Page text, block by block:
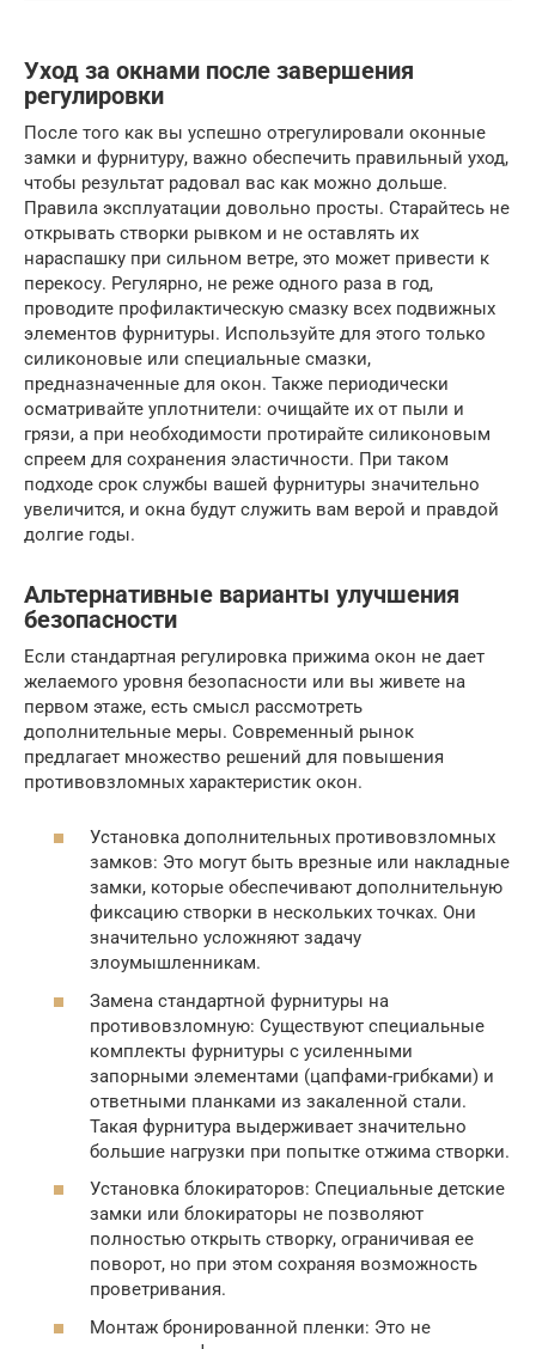
Уход за окнами после завершения
регулировки
После того как вы успешно отрегулировали оконные
замки и фурнитуру, важно обеспечить правильный уход,
чтобы результат радовал вас как можно дольше.
Правила эксплуатации довольно просты. Старайтесь не
открывать створки рывком и не оставлять их
нараспашку при сильном ветре, это может привести к
перекосу. Регулярно, не реже одного раза в год,
проводите профилактическую смазку всех подвижных
элементов фурнитуры. Используйте для этого только
силиконовые или специальные смазки,
предназначенные для окон. Также периодически
осматривайте уплотнители: очищайте их от пыли и
грязи, а при необходимости протирайте силиконовым
спреем для сохранения эластичности. При таком
подходе срок службы вашей фурнитуры значительно
увеличится, и окна будут служить вам верой и правдой
долгие годы.
Альтернативные варианты улучшения
безопасности
Если стандартная регулировка прижима окон не дает
желаемого уровня безопасности или вы живете на
первом этаже, есть смысл рассмотреть
дополнительные меры. Современный рынок
предлагает множество решений для повышения
противовзломных характеристик окон.
Установка дополнительных противовзломных
замков: Это могут быть врезные или накладные
замки, которые обеспечивают дополнительную
фиксацию створки в нескольких точках. Они
значительно усложняют задачу
злоумышленникам.
Замена стандартной фурнитуры на
противовзломную: Существуют специальные
комплекты фурнитуры с усиленными
запорными элементами (цапфами-грибками) и
ответными планками из закаленной стали.
Такая фурнитура выдерживает значительно
большие нагрузки при попытке отжима створки.
Установка блокираторов: Специальные детские
замки или блокираторы не позволяют
полностью открыть створку, ограничивая ее
поворот, но при этом сохраняя возможность
проветривания.
Монтаж бронированной пленки: Это не